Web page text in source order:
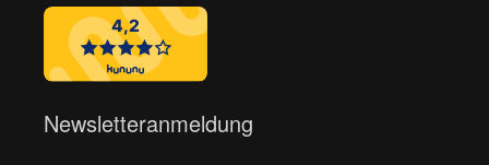
Newsletteranmeldung